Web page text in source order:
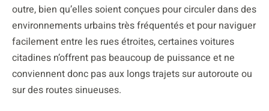
outre, bien qu’elles soient conçues pour circuler dans des
environnements urbains très fréquentés et pour naviguer
facilement entre les rues étroites, certaines voitures
citadines n’offrent pas beaucoup de puissance et ne
conviennent donc pas aux longs trajets sur autoroute ou
sur des routes sinueuses.